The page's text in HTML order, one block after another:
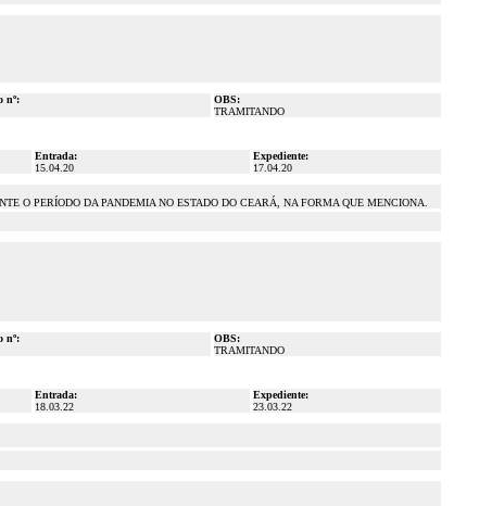
nº:
OBS:
TRAMITANDO
Entrada:
15.04.20
Expediente:
17.04.20
O PERÍODO DA PANDEMIA NO ESTADO DO CEARÁ, NA FORMA QUE MENCIONA.
nº:
OBS:
TRAMITANDO
Entrada:
18.03.22
Expediente:
23.03.22